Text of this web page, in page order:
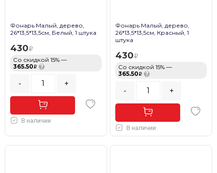
Фонарь Малый, дерево,
26*13,5*13,5см, Белый, 1 штука
430
Со скидкой 15% —
365.50
?
- +
В наличии
Фонарь Малый, дерево,
26*13,5*13,5см, Красный, 1
штука
430
Со скидкой 15% —
365.50
?
- +
В наличии